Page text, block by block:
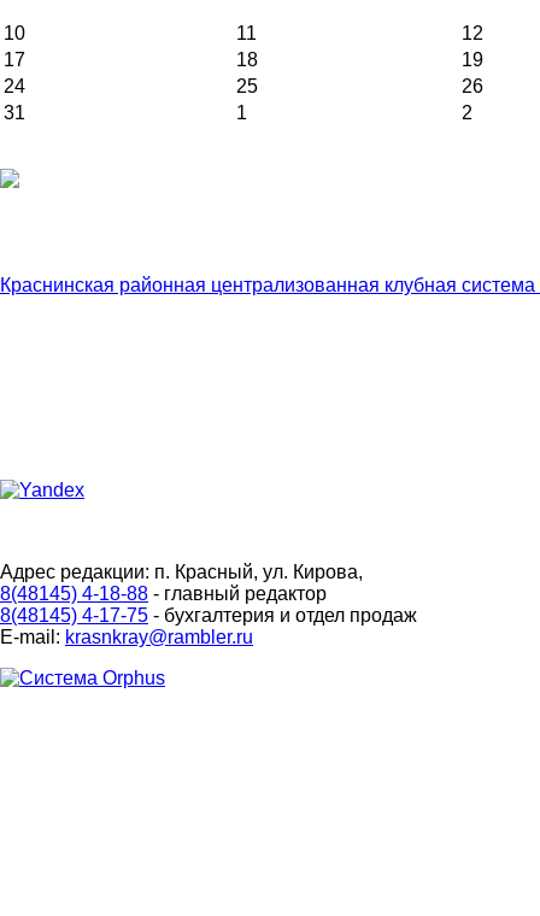
10 11
12
17
18
19
24
25
26
31
1 2
Краснинская районная централизованная клубная
Адрес редакции: п. Красный, ул. Кирова,
8(48145) 4-18-88 - главный редактор
8(48145) 4-17-75 - бухгалтерия и отдел продаж
E-mail: krasnkray@rambler.ru